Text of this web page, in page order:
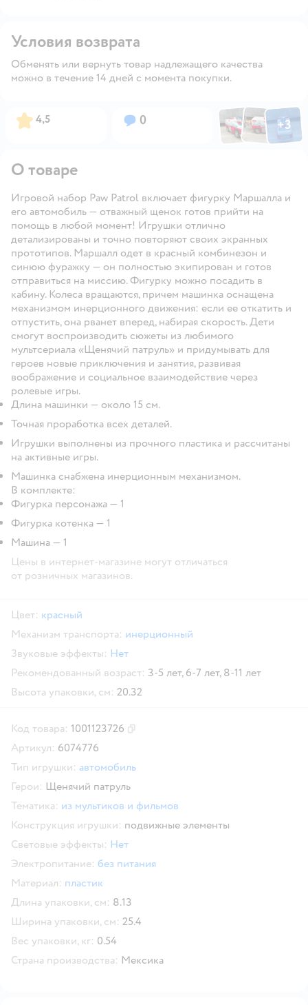
Условия возврата
Обменять или вернуть товар надлежащего качества
можно в течение 14 дней с момента покупки.
Рейтинг:
4,5 Вопросов:
0 ФотоФотоФото
+3
Открыть
О товаре
Игровой набор Paw Patrol включает фигурку Маршалла и
его автомобиль — отважный щенок готов прийти на
помощь в любой момент! Игрушки отлично
детализированы и точно повторяют своих экранных
прототипов. Маршалл одет в красный комбинезон и
синюю фуражку — он полностью экипирован и готов
отправиться на миссию. Фигурку можно посадить в
кабину. Колеса вращаются, причем машинка оснащена
механизмом инерционного движения: если ее откатить и
отпустить, она рванет вперед, набирая скорость. Дети
смогут воспроизводить сюжеты из любимого
мультсериала «Щенячий патруль» и придумывать для
героев новые приключения и занятия, развивая
воображение и социальное взаимодействие через
ролевые игры.
Длина машинки — около 15 см.
Точная проработка всех деталей.
Игрушки выполнены из прочного пластика и рассчитаны
на активные игры.
Машинка снабжена инерционным механизмом.
В комплекте:
Фигурка персонажа — 1
Фигурка котенка — 1
Машина — 1
Цены в интернет-магазине могут отличаться
от розничных магазинов.
Цвет: красный
Механизм транспорта: инерционный
Звуковые эффекты: Нет
Рекомендованный возраст: 3-5 лет, 6-7 лет, 8-11 лет
Высота упаковки, см: 20.32
Код товара: 1001123726
Артикул: 6074776
Тип игрушки: автомобиль
Герои: Щенячий патруль
Тематика: из мультиков и фильмов
Конструкция игрушки: подвижные элементы
Световые эффекты: Нет
Электропитание: без питания
Материал: пластик
Длина упаковки, см: 8.13
Ширина упаковки, см: 25.4
Вес упаковки, кг: 0.54
Страна производства: Мексика